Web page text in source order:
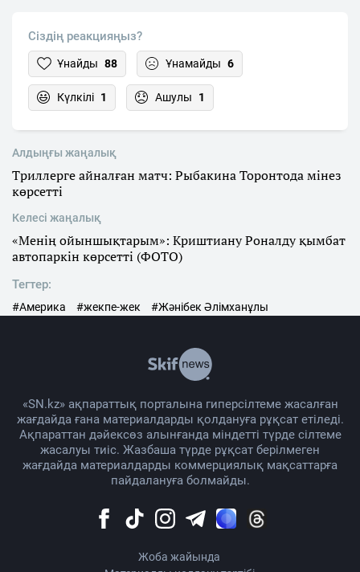
Сіздің реакцияңыз?
Ұнайды 88 Ұнамайды 6
Күлкілі 1 Ашулы 1
Алдыңғы жаңалық
Триллерге айналған матч: Рыбакина Торонтода мінез
көрсетті
Келесі жаңалық
«Менің ойыншықтарым»: Криштиану Роналду қымбат
автопаркін көрсетті (ФОТО)
Тегтер:
#Америка #жекпе-жек #Жәнібек Әлімханұлы
«SN.kz» ақпараттық порталына гиперсілтеме жасалған
жағдайда ғана материалдарды қолдануға рұқсат етіледі.
Ақпараттан дәйексөз алынғанда міндетті түрде сілтеме
жасалуы тиіс. Жазбаша түрде рұқсат берілмеген
жағдайда материалдарды коммерциялық мақсаттарға
пайдалануға болмайды.
Жоба жайында